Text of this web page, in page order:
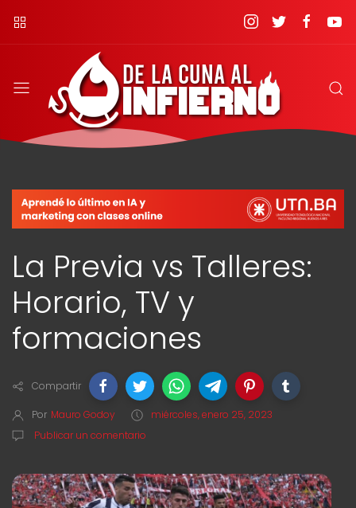
La Previa vs Talleres:
Horario, TV y
formaciones
Compartir
Por Mauro Godoy
miércoles, enero 25, 2023
Publicar un comentario